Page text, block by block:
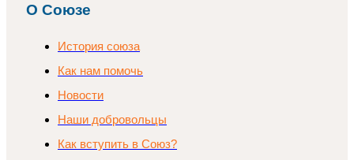
О Союзе
История союза
Как нам помочь
Новости
Наши добровольцы
Как вступить в Союз?